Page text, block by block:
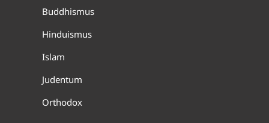
Buddhismus
Hinduismus
Islam
Judentum
Orthodox